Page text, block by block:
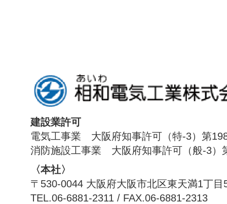
建設業許可
電気工事業 大阪府知事許可（特-3）第
消防施設工事業 大阪府知事許可（般-3）
〈本社〉
〒530-0044 大阪府大阪市北区東天満1丁目
TEL.06-6881-2311 / FAX.06-6881-2313